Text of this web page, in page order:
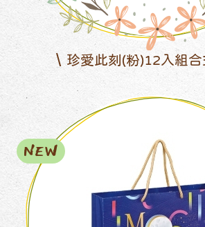
珍愛此刻(粉)12入組合
NEW